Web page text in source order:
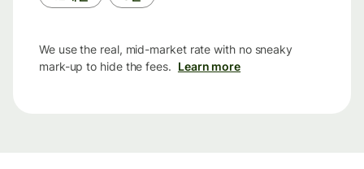
We use the real, mid-market rate with no sneaky
mark-up to hide the fees. Learn more